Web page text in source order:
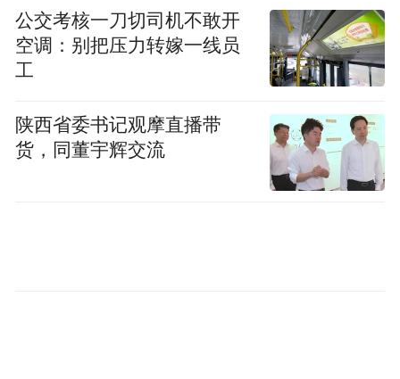
在木作与雕刻展区，当无钉无胶的榫卯鲁班
构件展现在眼前，队员们纷纷围拢上前，伸
手轻掰拼装结构，惊叹于古人不用一钉一铆
公交考核一刀切司机不敢开
空调：别把压力转嫁一线员
工
陕西省委书记观摩直播带
货，同董宇辉交流